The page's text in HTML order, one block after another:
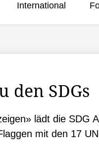
International
den SDGs
lädt die SDG
mit den 17